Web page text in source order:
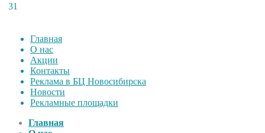
31
Главная
О нас
Акции
Контакты
Реклама в БЦ Новосибирска
Новости
Рекламные площадки
Главная